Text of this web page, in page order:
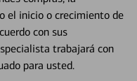
el inicio o crecimiento de
con sus
trabajará con
para usted.